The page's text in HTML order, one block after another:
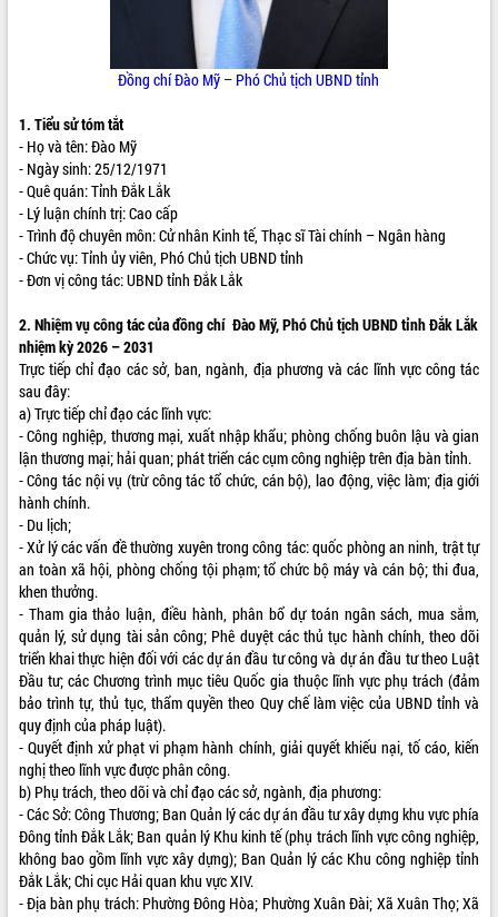
QUY HOẠCH - KẾ HOẠCH
VIDEO
Trailer Lễ hội Sầu riêng Đắk Lắk năm
2026
Khám bệnh, cấp phát thuốc miễn phí
và tặng quà người dân xã Cư Pui
Hội nghị UBND tỉnh Đắk Lắk thường kỳ
tháng 7/2026
Lễ truy tặng danh hiệu “Bà Mẹ Việt
Đồng chí Đào Mỹ – Phó Chủ tịch UBND tỉnh
1. Tiểu sử tóm tắt
- Họ và tên: Đào Mỹ
- Ngày sinh: 25/12/1971
- Quê quán: Tỉnh Đắk Lắk
- Lý luận chính trị: Cao cấp
- Trình độ chuyên môn: Cử nhân Kinh tế, Thạc sĩ Tài chính – Ngân hàng
- Chức vụ: Tỉnh ủy viên Phó Chủ tịch UBND tỉnh
- Đơn vị công tác: UBND tỉnh Đắk Lắk
2. Nhiệm vụ công tác của đồng chí Đào Mỹ, Phó Chủ tịch UBND tỉnh Đắk Lắk
nhiệm kỳ 2026 – 2031
Trực tiếp chỉ đạo các sở, ban, ngành, địa phương và các lĩnh vực công tác
sau đây:
a) Trực tiếp chỉ đạo các lĩnh vực:
- Công nghiệp, thương mại, xuất nhập khẩu; phòng chống buôn lậu và gian
lận thương mại; hải quan; phát triển các cụm công nghiệp trên địa bàn tỉnh.
- Công tác nội vụ (trừ công tác tổ chức, cán bộ), lao động, việc làm; địa giới
hành chính.
- Du lịch;
- Xử lý các vấn đề thường xuyên trong công tác: quốc phòng an ninh, trật tự
an toàn xã hội, phòng chống tội phạm; tổ chức bộ máy và cán bộ; thi đua,
khen thưởng.
- Tham gia thảo luận, điều hành, phân bổ dự toán ngân sách, mua sắm,
quản lý, sử dụng tài sản công; Phê duyệt các thủ tục hành chính, theo dõi
triển khai thực hiện đối với các dự án đầu tư công và dự án đầu tư theo Luật
Đầu tư; các Chương trình mục tiêu Quốc gia thuộc lĩnh vực phụ trách (đảm
bảo trình tự, thủ tục, thẩm quyền theo Quy chế làm việc của UBND tỉnh và
quy định của pháp luật).
- Quyết định xử phạt vi phạm hành chính, giải quyết khiếu nại, tố cáo, kiến
nghị theo lĩnh vực được phân công.
b) Phụ trách, theo dõi và chỉ đạo các sở, ngành, địa phương:
- Các Sở: Công Thương; Ban Quản lý các dự án đầu tư xây dựng khu vực phía
Đông tỉnh Đắk Lắk; Ban quản lý Khu kinh tế (phụ trách lĩnh vực công nghiệp,
không bao gồm lĩnh vực xây dựng); Ban Quản lý các Khu công nghiệp tỉnh
Đắk Lắk; Chi cục Hải quan khu vực XIV.
- Địa bàn phụ trách: Phường Đông Hòa; Phường Xuân Đài; Xã Xuân Thọ; Xã